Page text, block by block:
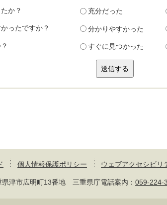
か？ 充分だった
ったですか？ 分かりやすかった
すぐに見つかった
個人情報保護ポリシー ウェブアクセシビリ
津市広明町13番地 三重県庁電話案内： 059-224-